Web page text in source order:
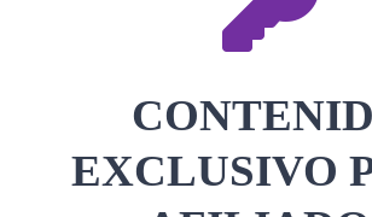
EXCLUSIVO